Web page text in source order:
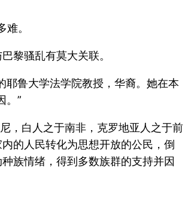
。
黎骚乱有莫大关联。
鲁大学法学院教授，华裔。她在本
。”
，白人之于南非，克罗地亚人之于前
的人民转化为思想开放的公民，倒
族情绪，得到多数族群的支持并因